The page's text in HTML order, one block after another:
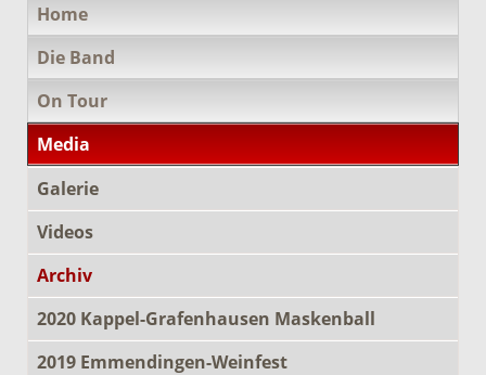
überspringen
Home
Die Band
On Tour
Media
Galerie
Videos
Archiv
2020 Kappel-Grafenhausen Maskenball
2019 Emmendingen-Weinfest